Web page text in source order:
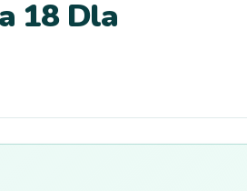
18 Dla